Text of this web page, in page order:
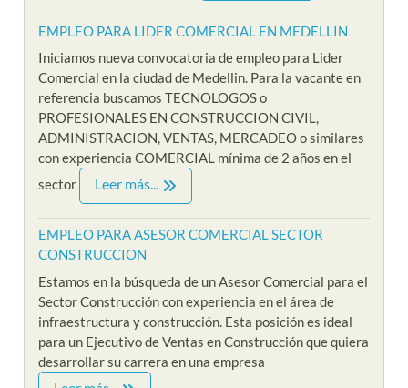
EMPLEO PARA LIDER COMERCIAL EN MEDELLIN
Iniciamos nueva convocatoria de empleo para Lider
Comercial en la ciudad de Medellin. Para la vacante en
referencia buscamos TECNOLOGOS o
PROFESIONALES EN CONSTRUCCION CIVIL,
ADMINISTRACION, VENTAS, MERCADEO o similares
con experiencia COMERCIAL mínima de 2 años en el
sector
Leer más...
EMPLEO PARA ASESOR COMERCIAL SECTOR
CONSTRUCCION
Estamos en la búsqueda de un Asesor Comercial para el
Sector Construcción con experiencia en el área de
infraestructura y construcción. Esta posición es ideal
para un Ejecutivo de Ventas en Construcción que quiera
desarrollar su carrera en una empresa